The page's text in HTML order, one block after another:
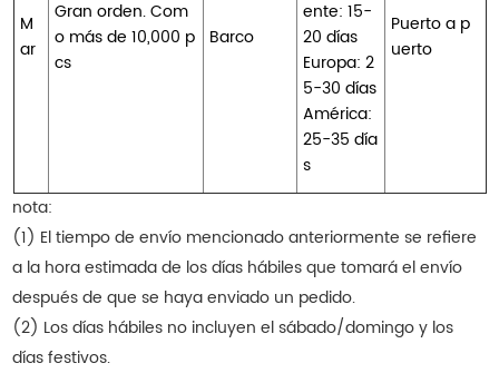
M
ar
Gran orden. Com
o más de 10,000 p
cs
Barco
ente: 15-
20 días
Europa: 2
5-30 días
América:
25-35 día
s
Puerto a p
uerto
nota:
(1) El tiempo de envío mencionado anteriormente se refiere
a la hora estimada de los días hábiles que tomará el envío
después de que se haya enviado un pedido.
(2) Los días hábiles no incluyen el sábado/domingo y los
días festivos.